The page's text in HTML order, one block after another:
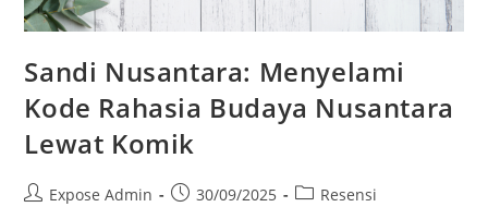
Sandi Nusantara: Menyelami
Kode Rahasia Budaya Nusantara
Lewat Komik
Expose Admin 30/09/2025 Resensi